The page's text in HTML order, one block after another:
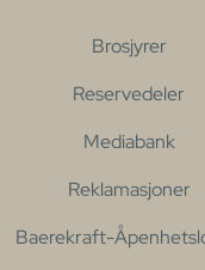
Brosjyrer
Reservedeler
Mediabank
Reklamasjoner
Baerekraft-